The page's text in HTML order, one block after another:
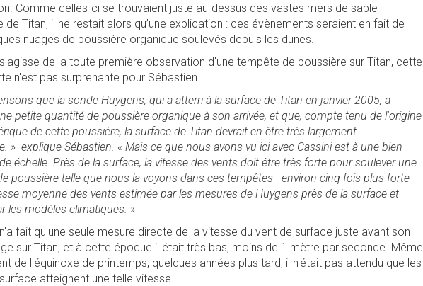
Comme celles-ci se trouvaient juste au-dessus des vastes mers de sable
de Titan, il ne restait alors qu’une explication : ces évènements seraient en fait de
nuages de poussière organique soulevés depuis les dunes.
de la toute première observation d'une tempête de poussière sur Titan, cette
n'est pas surprenante pour Sébastien.
que la sonde Huygens, qui a atterri à la surface de Titan en janvier 2005, a
petite quantité de poussière organique à son arrivée, et que, compte tenu de l'origine
de cette poussière, la surface de Titan devrait en être très largement
» explique Sébastien. « Mais ce que nous avons vu ici avec Cassini est à une bien
échelle. Près de la surface, la vitesse des vents doit être très forte pour soulever une
poussière telle que nous la voyons dans ces tempêtes - environ cinq fois plus forte
moyenne des vents estimée par les mesures de Huygens près de la surface et
les modèles climatiques. »
fait qu'une seule mesure directe de la vitesse du vent de surface juste avant son
sur Titan, et à cette époque il était très bas, moins de 1 mètre par seconde. Même
de l'équinoxe de printemps, quelques années plus tard, il n'était pas attendu que les
atteignent une telle vitesse.